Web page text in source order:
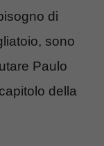
di
sono
Paulo
della